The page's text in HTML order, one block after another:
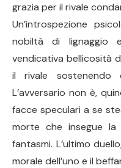
grazia per il rivale
Un’introspezione
nobiltà di lignaggio
vendicativa bellicosità
il rivale sostenendo
L’avversario non è,
facce speculari a se
morte che insegue
fantasmi. L’ultimo
morale dell’uno e il